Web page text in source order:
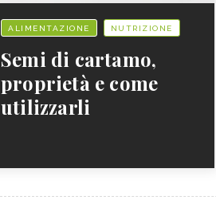
ALIMENTAZIONE NUTRIZIONE
Semi di cartamo,
proprietà e come
utilizzarli